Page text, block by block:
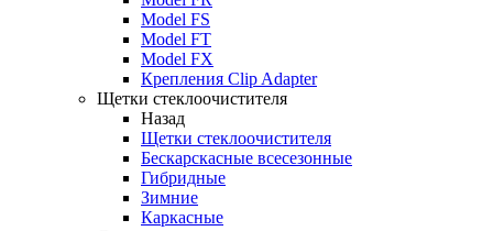
Model FS
Model FT
Model FX
Крепления Clip Adapter
Щетки стеклоочистителя
Назад
Щетки стеклоочистителя
Бескарскасные всесезонные
Гибридные
Зимние
Каркасные